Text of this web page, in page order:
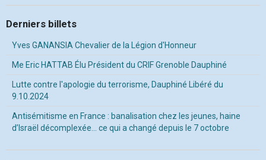
Derniers billets
Yves GANANSIA Chevalier de la Légion d'Honneur
Me Eric HATTAB Élu Président du CRIF Grenoble Dauphiné
Lutte contre l'apologie du terrorisme, Dauphiné Libéré du
9.10.2024
Antisémitisme en France : banalisation chez les jeunes, haine
d’Israël décomplexée… ce qui a changé depuis le 7 octobre